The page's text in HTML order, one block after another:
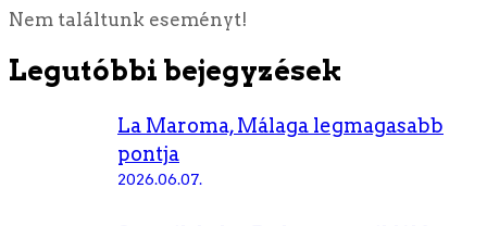
Nem találtunk eseményt!
Legutóbbi bejegyzések
La Maroma, Málaga legmagasabb
pontja
2026.06.07.